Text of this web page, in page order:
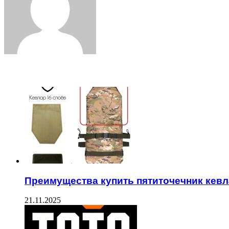
Преимущества купить пятиточечник
21.11.2025